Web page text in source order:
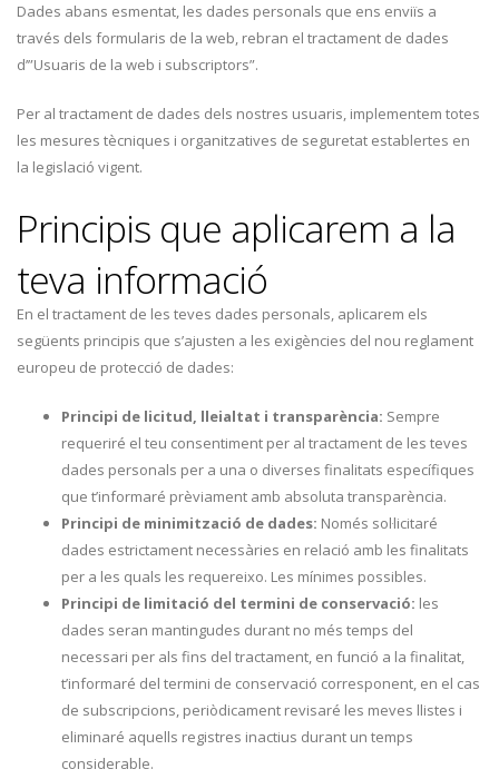
Dades abans esmentat, les dades personals que ens enviïs a
través dels formularis de la web, rebran el tractament de dades
d’”Usuaris de la web i subscriptors”.
Per al tractament de dades dels nostres usuaris, implementem totes
les mesures tècniques i organitzatives de seguretat establertes en
la legislació vigent.
Principis que aplicarem a la
teva informació
En el tractament de les teves dades personals, aplicarem els
següents principis que s’ajusten a les exigències del nou reglament
europeu de protecció de dades:
Principi de licitud, lleialtat i transparència: Sempre
requeriré el teu consentiment per al tractament de les teves
dades personals per a una o diverses finalitats específiques
que t’informaré prèviament amb absoluta transparència.
Principi de minimització de dades: Només sol·licitaré
dades estrictament necessàries en relació amb les finalitats
per a les quals les requereixo. Les mínimes possibles.
Principi de limitació del termini de conservació: les
dades seran mantingudes durant no més temps del
necessari per als fins del tractament, en funció a la finalitat,
t’informaré del termini de conservació corresponent, en el cas
de subscripcions, periòdicament revisaré les meves llistes i
eliminaré aquells registres inactius durant un temps
considerable.